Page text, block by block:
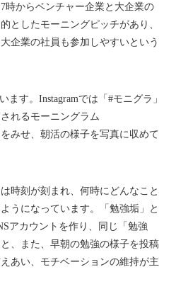
時からベンチャー企業と大企業の
としたモーニングピッチがあり、
企業の社員も参加しやすいという
ます。Instagramでは「#モニグラ」
れるモーニングラム
をみせ、朝活の様子を写真に収めて
時刻が刻まれ、何時にどんなこと
うになっています。「勉強垢」と
アカウントを作り、同じ「勉強
、また、早朝の勉強の様子を投稿
あい、モチベーションの維持が主